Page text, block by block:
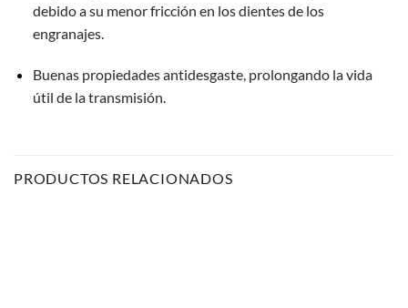
debido a su menor fricción en los dientes de los
engranajes.
Buenas propiedades antidesgaste, prolongando la vida
útil de la transmisión.
PRODUCTOS RELACIONADOS